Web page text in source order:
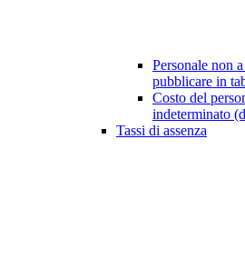
Personale non
pubblicare in
Costo del
indeterminato
Tassi di assenza